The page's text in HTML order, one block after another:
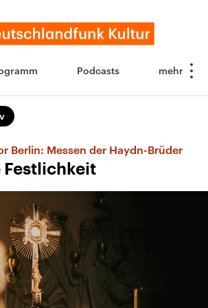
Podcasts
Berlin: Messen der Haydn-Brüder
Festlichkeit